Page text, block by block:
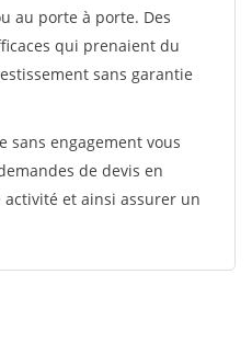
au porte à porte. Des
qui prenaient du
sans garantie
sans engagement vous
de devis en
et ainsi assurer un